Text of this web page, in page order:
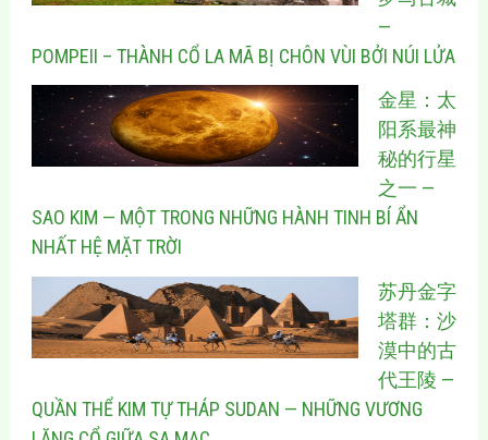
—
POMPEII – THÀNH CỔ LA MÃ BỊ CHÔN VÙI BỞI NÚI LỬA
金星：太
阳系最神
秘的行星
之一 —
SAO KIM — MỘT TRONG NHỮNG HÀNH TINH BÍ ẨN
NHẤT HỆ MẶT TRỜI
苏丹金字
塔群：沙
漠中的古
代王陵 —
QUẦN THỂ KIM TỰ THÁP SUDAN — NHỮNG VƯƠNG